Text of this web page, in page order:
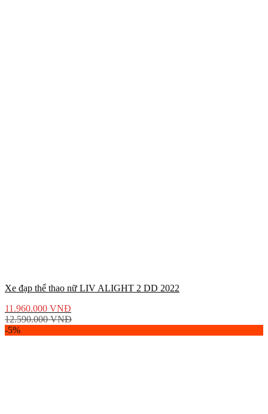
Xe đạp thể thao nữ LIV ALIGHT 2 DD 2022
11.960.000 VNĐ
12.590.000VNĐ
-5%